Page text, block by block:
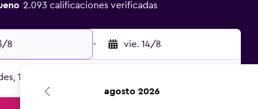
2.093 calificaciones verificadas
8 - vie. 14/8
1 habitación
agosto 2026